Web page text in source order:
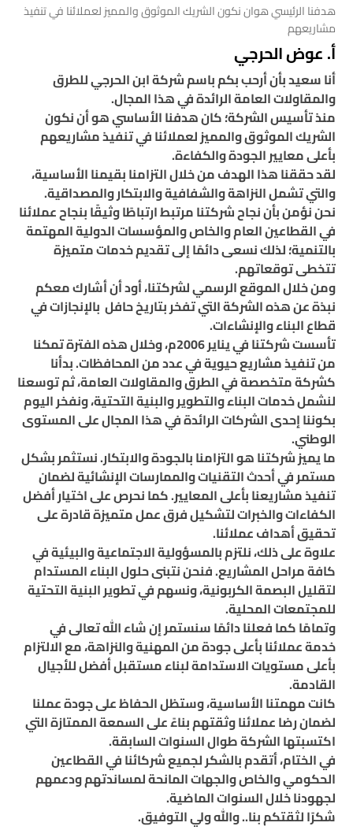
هدفنا الرئيسي هوان نكون الشريك الموثوق والمميز لعملائنا في تنفيذ
مشاريعهم
أ. عوض الحرجي
أنا سعيد بأن أرحب بكم باسم شركة ابن الحرجي للطرق
والمقاولات العامة الرائدة في هذا المجال.
منذ تأسيس الشركة؛ كان هدفنا الأساسي هو أن نكون
الشريك الموثوق والمميز لعملائنا في تنفيذ مشاريعهم
بأعلى معايير الجودة والكفاءة.
لقد حققنا هذا الهدف من خلال التزامنا بقيمنا الأساسية،
والتي تشمل النزاهة والشفافية والابتكار والمصداقية.
نحن نؤمن بأن نجاح شركتنا مرتبط ارتباطًا وثيقًا بنجاح عملائنا
في القطاعين العام والخاص والمؤسسات الدولية المهتمة
بالتنمية؛ لذلك نسعى دائمًا إلى تقديم خدمات متميزة
تتخطى توقعاتهم.
ومن خلال الموقع الرسمي لشركتنا، أود أن أشارك معكم
نبذة عن هذه الشركة التي تفخر بتاريخ حافل بالإنجازات في
قطاع البناء والإنشاءات.
تأسست شركتنا في يناير 2006م، وخلال هذه الفترة تمكنا
من تنفيذ مشاريع حيوية في عدد من المحافظات. بدأنا
كشركة متخصصة في الطرق والمقاولات العامة، ثم توسعنا
لنشمل خدمات البناء والتطوير والبنية التحتية، ونفخر اليوم
بكوننا إحدى الشركات الرائدة في هذا المجال على المستوى
الوطني.
ما يميز شركتنا هو التزامنا بالجودة والابتكار. نستثمر بشكل
مستمر في أحدث التقنيات والممارسات الإنشائية لضمان
تنفيذ مشاريعنا بأعلى المعايير. كما نحرص على اختيار أفضل
الكفاءات والخبرات لتشكيل فرق عمل متميزة قادرة على
تحقيق أهداف عملائنا.
علاوة على ذلك، نلتزم بالمسؤولية الاجتماعية والبيئية في
كافة مراحل المشاريع. فنحن نتبنى حلول البناء المستدام
لتقليل البصمة الكربونية، ونسهم في تطوير البنية التحتية
للمجتمعات المحلية.
وتمامًا كما فعلنا دائمًا سنستمر إن شاء الله تعالى في
خدمة عملائنا بأعلى جودة من المهنية والنزاهة، مع الالتزام
بأعلى مستويات الاستدامة لبناء مستقبل أفضل للأجيال
القادمة.
كانت مهمتنا الأساسية، وستظل الحفاظ على جودة عملنا
لضمان رضا عملائنا وثقتهم بناءً على السمعة الممتازة التي
اكتسبتها الشركة طوال السنوات السابقة.
في الختام، أتقدم بالشكر لجميع شركائنا في القطاعين
الحكومي والخاص والجهات المانحة لمساندتهم ودعمهم
لجهودنا خلال السنوات الماضية.
شكرًا لثقتكم بنا.. والله ولي التوفيق.